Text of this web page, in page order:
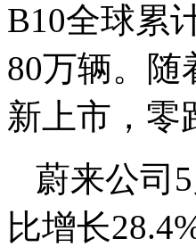
B10全球累
80万辆。随
新上市，零
蔚来公司
比增长